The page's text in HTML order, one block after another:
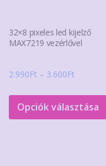
32×8 pixeles led kijelző
MAX7219 vezérlővel
2.990Ft – 3.600Ft
-
3.600Ft
Opciók választása